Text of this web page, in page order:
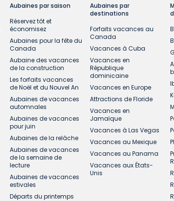
Aubaines par saison
Réservez tôt et
économisez
Aubaines pour la fête du
Canada
Aubaine des vacances
de la construction
Les forfaits vacances
de Noël et du Nouvel An
Aubaines de vacances
automnales
Aubaines de vacances
pour juin
Aubaines de la relâche
Aubaines de vacances
de la semaine de
lecture
Aubaines de vacances
estivales
Départs du printemps
Aubaines par
destinations
Forfaits vacances au
Canada
Vacances à Cuba
Vacances en
République
dominicaine
Vacances en Europe
Attractions de Floride
Vacances en
Jamaïque
Vacances à Las Vegas
Vacances au Mexique
Vacances au Panama
Vacances aux États-
Unis